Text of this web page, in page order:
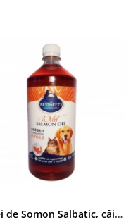
Ulei de Somon Salbatic, câini și pisici, piele si blană, BEST4PETS, 1l